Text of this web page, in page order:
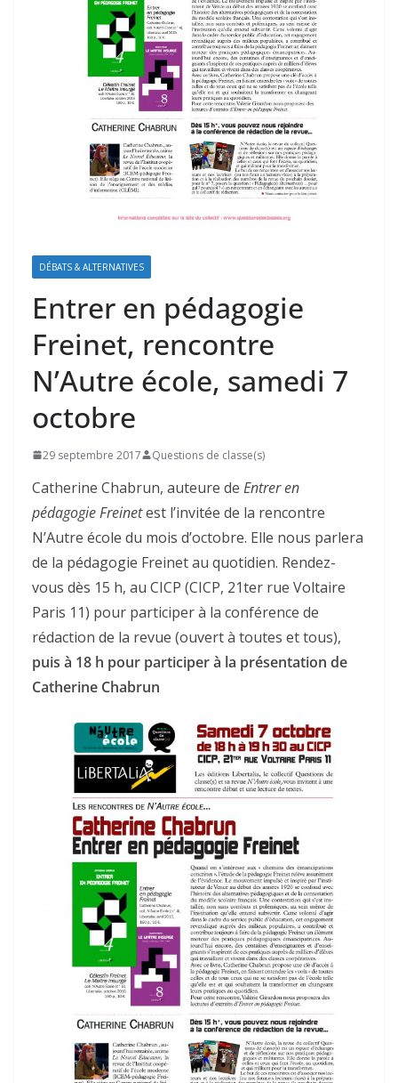
DÉBATS & ALTERNATIVES
Entrer en pédagogie
Freinet, rencontre
N’Autre école, samedi 7
octobre
29 septembre 2017 Questions de classe(s)
Catherine Chabrun, auteure de Entrer en
pédagogie Freinetest l’invitée de la rencontre
N’Autre école du mois d’octobre. Elle nous parlera
de la pédagogie Freinet au quotidien. Rendez-
vous dès 15 h, au CICP (CICP, 21ter rue Voltaire
Paris 11) pour participer à la conférence de
rédaction de la revue (ouvert à toutes et tous),
puis à 18 h pour participer à la présentation de
Catherine Chabrun